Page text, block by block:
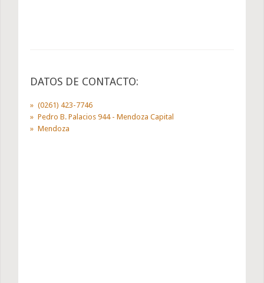
DATOS DE CONTACTO:
(0261) 423-7746
Pedro B. Palacios 944 - Mendoza Capital
Mendoza